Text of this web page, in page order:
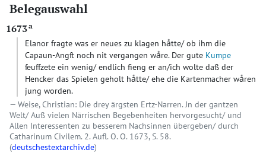
Belegauswahl
1673a
Elanor fragte was er neues zu klagen haͤtte/ ob ihm die
Capaun-Angſt noch nit vergangen waͤre. Der gute Kumpe
ſeuffzete ein wenig/ endlich fieng er an/ich wolte daß der
Hencker das Spielen geholt haͤtte/ ehe die Kartenmacher waͤren
jung worden.
Weise, Christian: Die drey ärgsten Ertz-Narren. Jn der gantzen
Welt/ Auß vielen Närrischen Begebenheiten hervorgesucht/ und
Allen Interessenten zu besserem Nachsinnen übergeben/ durch
Catharinum Civilem. 2. Aufl. O. O. 1673, S. 58.
(deutschestextarchiv.de)